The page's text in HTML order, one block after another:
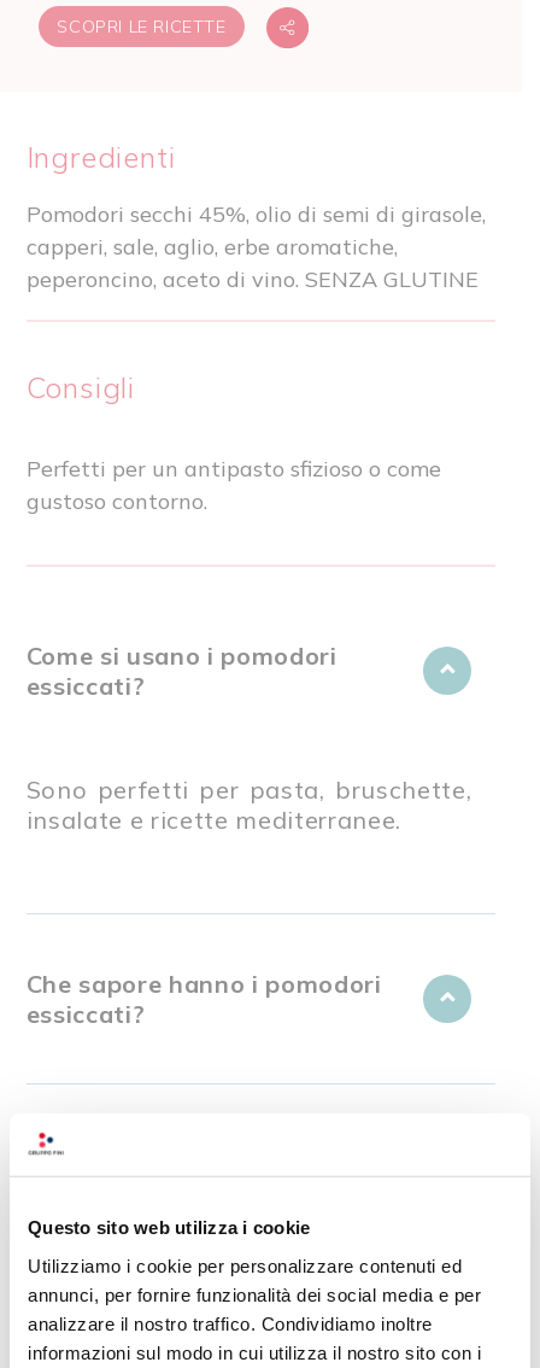
Questo sito web utilizza i cookie
Utilizziamo i cookie per personalizzare contenuti ed
annunci, per fornire funzionalità dei social media e per
analizzare il nostro traffico. Condividiamo inoltre
informazioni sul modo in cui utilizza il nostro sito con i
SCOPRI LE RICETTE
Ingredienti
Pomodori secchi 45%, olio di semi di girasole,
capperi, sale, aglio, erbe aromatiche,
peperoncino, aceto di vino. SENZA GLUTINE
Consigli
Perfetti per un antipasto sfizioso o come
gustoso contorno.
Come si usano i pomodori
essiccati?
Sono perfetti per pasta, bruschette,
insalate e ricette mediterranee.
Che sapore hanno i pomodori
essiccati?
Sono senza glutine?
LE NOSTRE RICETTE